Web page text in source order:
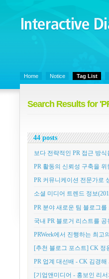
PR 2.0
Home Notice Tag List
Search Results for
44 posts
보다 전략적인 PR 접근 방식
PR 활동의 신뢰성 구축을 위
PR 커뮤니케이션 전문가로
소셜 미디어 트렌드 정보
PR 분야 새로운 팀 블로그를
국내 PR 블로거 리스트를 공
PRWeek에서 진행하는 최고
[추천 블로그 포스트] CK 정
PR 업계 대선배 - CK 김경
[기업앤미디어 - 홍보인 리